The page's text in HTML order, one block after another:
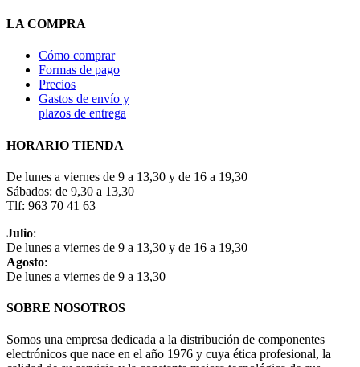
LA COMPRA
Cómo comprar
Formas de pago
Precios
Gastos de envío y
plazos de entrega
HORARIO TIENDA
De lunes a viernes de 9 a 13,30 y de 16 a 19,30
Sábados: de 9,30 a 13,30
Tlf: 963 70 41 63
Julio:
De lunes a viernes de 9 a 13,30 y de 16 a 19,30
Agosto:
De lunes a viernes de 9 a 13,30
SOBRE NOSOTROS
Somos una empresa dedicada a la distribución de componentes
electrónicos que nace en el año 1976 y cuya ética profesional, la